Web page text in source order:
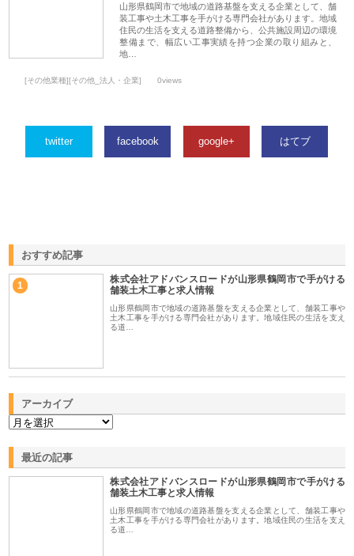
山形県鶴岡市で地域の道路基盤を支える企業として、舗
装工事や土木工事を手がける専門会社があります。地域
住民の生活を支える道路整備から、公共施設周辺の環境
整備まで、幅広い工事実績を持つ企業の取り組みと、
地…
[その他業種][その他_法人・企業] 0views
twitter facebook google+ はてブ
おすすめ記事
1
株式会社アドバンスロードが山形県鶴岡市で手がける
舗装土木工事と求人情報
山形県鶴岡市で地域の道路基盤を支える企業として、舗装工事や
土木工事を手がける専門会社があります。地域住民の生活を支え
る道…
アーカイブ
最近の記事
株式会社アドバンスロードが山形県鶴岡市で手がける
舗装土木工事と求人情報
山形県鶴岡市で地域の道路基盤を支える企業として、舗装工事や
土木工事を手がける専門会社があります。地域住民の生活を支え
る道…